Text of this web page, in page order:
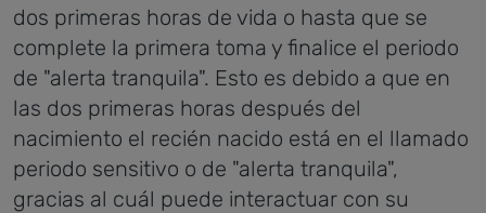
dos primeras horas de vida o hasta que se
complete la primera toma y finalice el periodo
de "alerta tranquila". Esto es debido a que en
las dos primeras horas después del
nacimiento el recién nacido está en el llamado
periodo sensitivo o de "alerta tranquila",
gracias al cuál puede interactuar con su